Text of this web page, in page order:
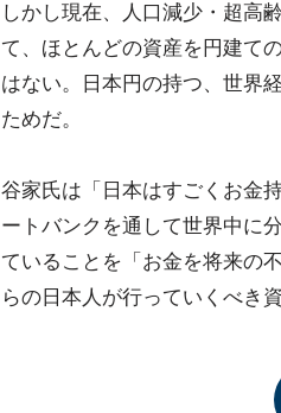
しかし現在、人口減少・超高
て、ほとんどの資産を円建て
はない。日本円の持つ、世界
ためだ。
谷家氏は「日本はすごくお金
ートバンクを通して世界中に
ていることを「お金を将来の
らの日本人が行っていくべき